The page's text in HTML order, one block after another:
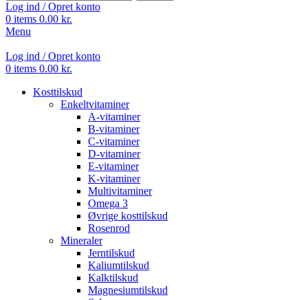
Log ind / Opret konto
0 items 0.00 kr.
Menu
Log ind / Opret konto
0 items 0.00 kr.
Kosttilskud
Enkeltvitaminer
A-vitaminer
B-vitaminer
C-vitaminer
D-vitaminer
E-vitaminer
K-vitaminer
Multivitaminer
Omega 3
Øvrige kosttilskud
Rosenrod
Mineraler
Jerntilskud
Kaliumtilskud
Kalktilskud
Magnesiumtilskud